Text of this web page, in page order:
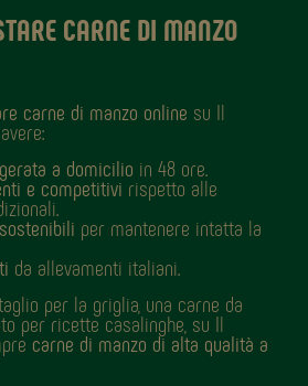
CARNE DI MANZO
carne di manzo online su Il
a domicilio in 48 ore.
e competitivi rispetto alle
per mantenere intatta la
da allevamenti italiani.
per la griglia, una carne da
per ricette casalinghe, su Il
carne di manzo di alta qualità a